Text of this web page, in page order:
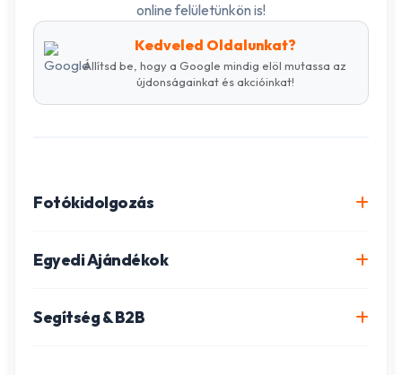
online felületünkön is!
Kedveled Oldalunkat?
Állítsd be, hogy a Google mindig elöl mutassa az
újdonságainkat és akcióinkat!
Fotókidolgozás
Igazolványkép készítés
Egyedi Ajándékok
Segítség & B2B